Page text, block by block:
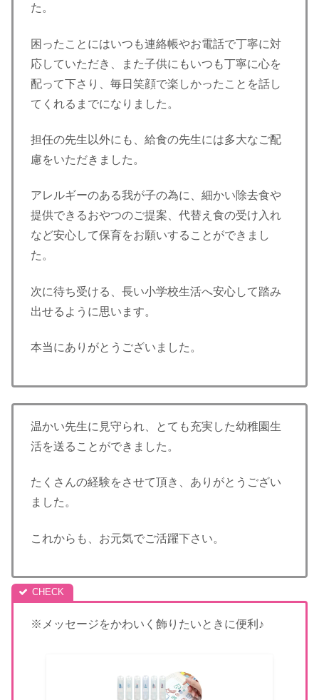
た。
困ったことにはいつも連絡帳やお電話で丁寧に対
応していただき、また子供にもいつも丁寧に心を
配って下さり、毎日笑顔で楽しかったことを話し
てくれるまでになりました。
担任の先生以外にも、給食の先生には多大なご配
慮をいただきました。
アレルギーのある我が子の為に、細かい除去食や
提供できるおやつのご提案、代替え食の受け入れ
など安心して保育をお願いすることができまし
た。
次に待ち受ける、長い小学校生活へ安心して踏み
出せるように思います。
本当にありがとうございました。
温かい先生に見守られ、とても充実した幼稚園生
活を送ることができました。
たくさんの経験をさせて頂き、ありがとうござい
ました。
これからも、お元気でご活躍下さい。
※メッセージをかわいく飾りたいときに便利♪